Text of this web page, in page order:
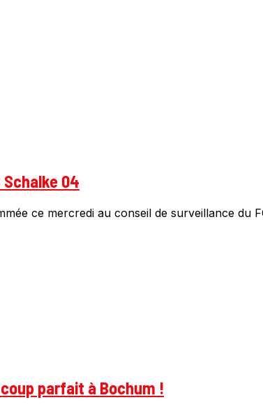
Schalke 04
ce mercredi au conseil de surveillance du
parfait à Bochum !